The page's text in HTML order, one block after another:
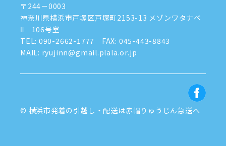
2024年5月(2)
2024年4月
2024年3月(8)
2024年1月(3)
2023年11月(5)
〒244－0003
神奈川県横浜市戸塚区戸塚町2153-13 メゾンワタナベ
Ⅱ 106号室
TEL: 090-2662-1777
FAX: 045-443-8843
MAIL: ryujinn@gmail.plala.or.jp
© 横浜市発着の引越し・配送は赤帽りゅうじん急送へ